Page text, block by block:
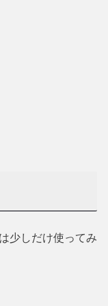
少しだけ使ってみ